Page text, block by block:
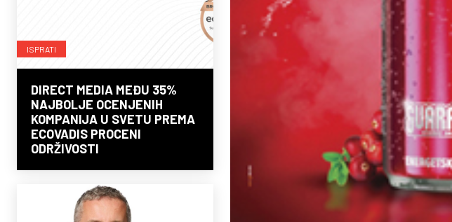
ISPRATI
DIRECT MEDIA MEĐU 35%
NAJBOLJE OCENJENIH
KOMPANIJA U SVETU PREMA
ECOVADIS PROCENI
ODRŽIVOSTI